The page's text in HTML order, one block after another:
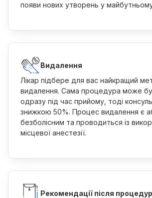
появи нових утворень у
Видалення
Лікар підбере для вас найкращий
видалення. Сама процедура може
одразу під час прийому, тоді
знижкою 50%. Процес видалення є
безболісним та проводиться із
місцевої анестезії.
Рекомендації після